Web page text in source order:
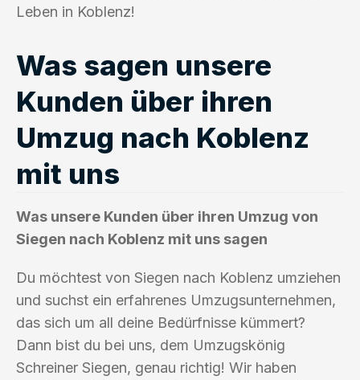
Leben in Koblenz!
Was sagen unsere
Kunden über ihren
Umzug nach Koblenz
mit uns
Was unsere Kunden über ihren Umzug von
Siegen nach Koblenz mit uns sagen
Du möchtest von Siegen nach Koblenz umziehen
und suchst ein erfahrenes Umzugsunternehmen,
das sich um all deine Bedürfnisse kümmert?
Dann bist du bei uns, dem Umzugskönig
Schreiner Siegen, genau richtig! Wir haben